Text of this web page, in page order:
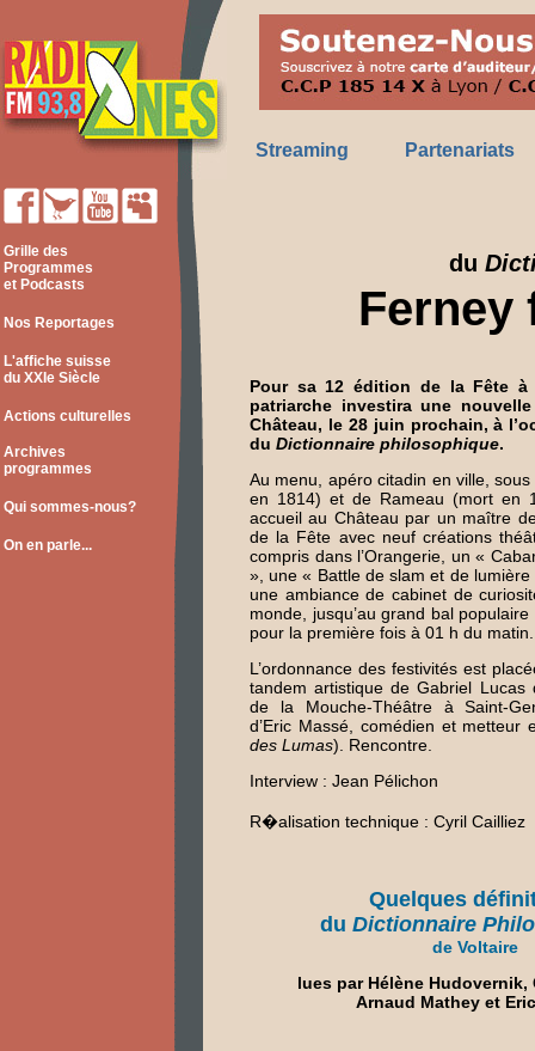
Streaming Partenariats
Grille des
Programmes
et Podcasts
Nos Reportages
L'affiche suisse
du XXIe Siècle
Actions culturelles
Archives
programmes
Qui sommes-nous?
On en parle...
du
Ferney
Pour sa 12 édition de la Fête
patriarche investira une
Château, le 28 juin prochain, à
du Dictionnaire philosophique.
Au menu, apéro citadin en ville, sous
en 1814) et de Rameau (mort en
accueil au Château par un maître
de la Fête avec neuf créations
compris dans l’Orangerie, un «
», une « Battle de slam et de
une ambiance de cabinet de
monde, jusqu’au grand bal
pour la première fois à 01 h du matin.
L’ordonnance des festivités est
tandem artistique de Gabriel Lucas
de la Mouche-Théâtre à Saint-
d’Eric Massé, comédien et metteur
des Lumas). Rencontre.
Interview : Jean Pélichon
R�alisation technique : Cyril Cailliez
Quelques
du Dictionnaire
de Voltaire
lues par Hélène Hudovernik,
Arnaud Mathey et